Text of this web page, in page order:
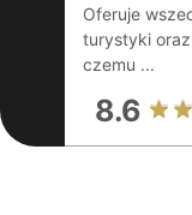
Oferuje
turystyki
czemu ...
8.6